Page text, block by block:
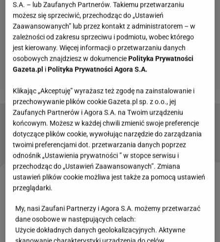
Miała 14 lat, kiedy poznała Elvisa. Presley
zmieniał kobiety jak rękawiczki
Zobacz wideo
"Elvis". Niezwykły Austin Butler w
Priscilla Presley z córką Lisą Marie. Jak bliźniczki?
S.A. – lub Zaufanych Partnerów. Takiemu przetwarzaniu
możesz się sprzeciwić, przechodząc do „Ustawień
Zaawansowanych” lub przez kontakt z administratorem – w
zależności od zakresu sprzeciwu i podmiotu, wobec którego
jest kierowany. Więcej informacji o przetwarzaniu danych
osobowych znajdziesz w dokumenciePolityka Prywatności
Gazeta.pl iPolityka Prywatności Agora S.A.
Klikając „Akceptuję” wyrażasz też zgodę na zainstalowanie i
przechowywanie plików cookie Gazeta.pl sp. z o.o., jej
Zaufanych Partnerów i Agora S.A. na Twoim urządzeniu
końcowym. Możesz w każdej chwili zmienić swoje preferencje
dotyczące plików cookie, wywołując narzędzie do zarządzania
twoimi preferencjami dot. przetwarzania danych poprzez
odnośnik „Ustawienia prywatności ” w stopce serwisu i
przechodząc do „Ustawień Zaawansowanych”. Zmiana
ustawień plików cookie możliwa jest także za pomocą ustawień
przeglądarki.
My, nasi Zaufani Partnerzy i Agora S.A. możemy przetwarzać
dane osobowe w następujących celach:
Użycie dokładnych danych geolokalizacyjnych. Aktywne